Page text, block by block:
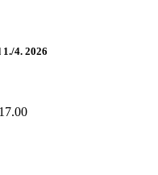
4. 2026